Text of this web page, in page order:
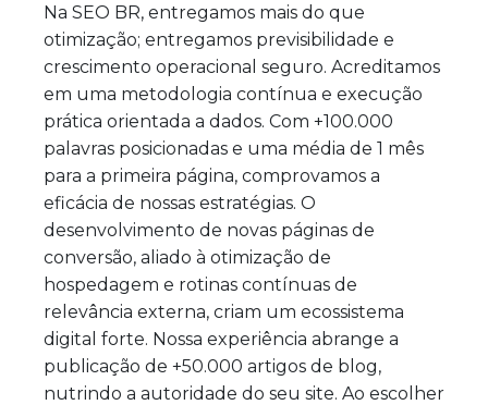
Na SEO BR, entregamos mais do que
otimização; entregamos previsibilidade e
crescimento operacional seguro. Acreditamos
em uma metodologia contínua e execução
prática orientada a dados. Com +100.000
palavras posicionadas e uma média de 1 mês
para a primeira página, comprovamos a
eficácia de nossas estratégias. O
desenvolvimento de novas páginas de
conversão, aliado à otimização de
hospedagem e rotinas contínuas de
relevância externa, criam um ecossistema
digital forte. Nossa experiência abrange a
publicação de +50.000 artigos de blog,
nutrindo a autoridade do seu site. Ao escolher